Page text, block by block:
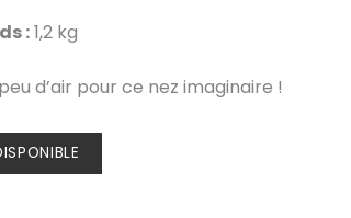
:1,2 kg
d’air pour ce nez imaginaire !